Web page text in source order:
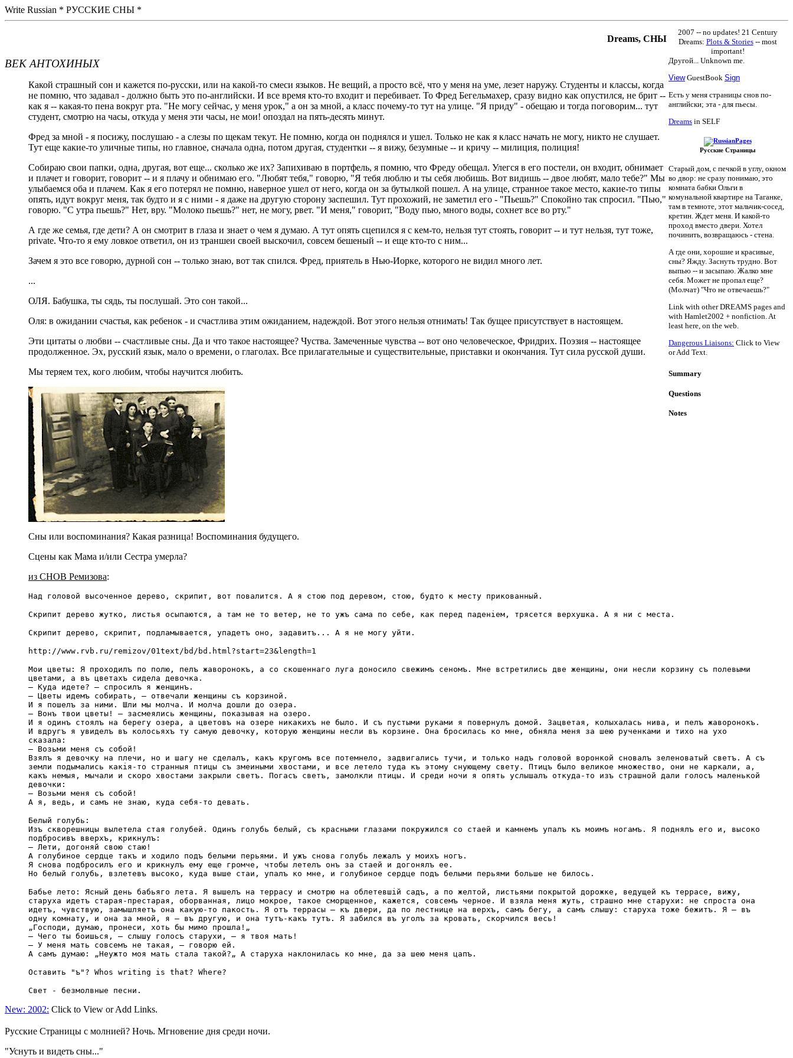
Write Russian * РУССКИЕ СНЫ *
2007 -- no updates! 21 Century
Dreams: Plots & Stories-- most
important!
Другой... Unknown me.
ViewGuestBook Sign
Есть у меня страницы снов по-
английски; эта - для пьесы.
Dreams in SELF
Русские Страницы
Старый дом, с печкой в углу, окном
во двор: не сразу понимаю, это
комната бабки Ольги в
комунальной квартире на Таганке,
там в темноте, этот мальчик-сосед,
кретин. Ждет меня. И какой-то
проход вместо двери. Хотел
починить, возвращаюсь - стена.
А где они, хорошие и красивые,
сны? Яжду. Заснуть трудно. Вот
выпью -- и засыпаю. Жалко мне
себя. Может не пропал еще?
(Молчат) "Что не отвечаешь?"
Link with other DREAMS pages and
with Hamlet2002 + nonfiction. At
least here, on the web.
Dangerous Liaisons: Click to View
or Add Text.
Summary
Questions
Notes
Dreams, СНЫ
ВЕК АНТОХИНЫХ
Какой страшный сон и кажется по-русски, или на какой-то смеси языков. Не вещий, а просто всё, что у меня на уме, лезет наружу. Студенты и классы, когда
не помню, что задавал - должно быть это по-английски. И все время кто-то входит и перебивает. То Фред Бегельмахер, сразу видно как опустился, не брит --
как я -- какая-то пена вокруг рта. "Не могу сейчас, у меня урок," а он за мной, а класс почему-то тут на улице. "Я приду" - обещаю и тогда поговорим... тут
студент, смотрю на часы, откуда у меня эти часы, не мои! опоздал на пять-десять минут.
Фред за мной - я посижу, послушаю - а слезы по щекам текут. Не помню, когда он поднялся и ушел. Только не как я класс начать не могу, никто не слушает.
Тут еще какие-то уличные типы, но главное, сначала одна, потом другая, студентки -- я вижу, безумные -- и кричу -- милиция, полиция!
Собираю свои папки, одна, другая, вот еще... сколько же их? Запихиваю в портфель, я помню, что Фреду обещал. Улегся в его постели, он входит, обнимает
и плачет и говорит, говорит -- и я плачу и обнимаю его. "Любят тебя," говорю, "Я тебя люблю и ты себя любишь. Вот видишь -- двое любят, мало тебе?" Мы
улыбаемся оба и плачем. Как я его потерял не помню, наверное ушел от него, когда он за бутылкой пошел. А на улице, странное такое место, какие-то типы
опять, идут вокруг меня, так будто и я с ними - я даже на другую сторону заспешил. Тут прохожий, не заметил его - "Пьешь?" Спокойно так спросил. "Пью,"
говорю. "С утра пьешь?" Нет, вру. "Молоко пьешь?" нет, не могу, рвет. "И меня," говорит, "Воду пью, много воды, сохнет все во рту."
А где же семья, где дети? А он смотрит в глаза и знает о чем я думаю. А тут опять сцепился я с кем-то, нельзя тут стоять, говорит -- и тут нельзя, тут тоже,
private. Что-то я ему ловкое ответил, он из траншеи своей выскочил, совсем бешеный -- и еще кто-то с ним...
Зачем я это все говорю, дурной сон -- только знаю, вот так спился. Фред, приятель в Нью-Иорке, которого не видил много лет.
...
ОЛЯ. Бабушка, ты сядь, ты послушай. Это сон такой...
Оля: в ожидании счастья, как ребенок - и счастлива этим ожиданием, надеждой. Вот этого нельзя отнимать! Так бущее присутствует в настоящем.
Эти цитаты о любви -- счастливые сны. Да и что такое настоящее? Чуства. Замеченные чувства -- вот оно человеческое, Фридрих. Поэзия -- настоящее
продолженное. Эх, русский язык, мало о времени, о глаголах. Все прилагательные и существительные, приставки и окончания. Тут сила русской души.
Мы теряем тех, кого любим, чтобы научится любить.
Сны или воспоминания? Какая разница! Воспоминания будущего.
Сцены как Мама и/или Сестра умерла?
из СНОВ Ремизова:
Над головой высоченное дерево, скрипит, вот повалится. А я стою под деревом, стою, будто к месту прикованный.
Скрипит дерево жутко, листья осыпаются, а там не то ветер, не то ужъ сама по себе, как перед паденіем, трясется верхушка. А я ни с места.
Скрипит дерево, скрипит, подламывается, упадетъ оно, задавитъ... А я не могу уйти.
http://www.rvb.ru/remizov/01text/bd/bd.html?start=23&length=1
Мои цветы: Я проходилъ по полю, пелъ жаворонокъ, а со скошеннаго луга доносило свежимъ сеномъ. Мне встретились две женщины, они несли корзину съ полевыми
цветами, а въ цветахъ сидела девочка.
— Куда идете? — спросилъ я женщинъ.
— Цветы идемъ собирать, — отвечали женщины съ корзиной.
И я пошелъ за ними. Шли мы молча. И молча дошли до озера.
— Вонъ твои цветы! — засмеялись женщины, показывая на озеро.
И я одинъ стоялъ на берегу озера, а цветовъ на озере никакихъ не было. И съ пустыми руками я повернулъ домой. Зацветая, колыхалась нива, и пелъ жаворонокъ.
И вдругъ я увиделъ въ колосьяхъ ту самую девочку, которую женщины несли въ корзине. Она бросилась ко мне, обняла меня за шею рученками и тихо на ухо
сказала:
— Возьми меня съ собой!
Взялъ я девочку на плечи, но и шагу не сделалъ, какъ кругомъ все потемнело, задвигались тучи, и только надъ головой воронкой сновалъ зеленоватый светъ. А съ
земли подымались какія-то странныя птицы съ змеиными хвостами, и все летeло туда къ этому снующему свету. Птицъ было великое множество, они не каркали, а,
какъ немыя, мычали и скоро хвостами закрыли светъ. Погасъ светъ, замолкли птицы. И среди ночи я опять услышалъ откуда-то изъ страшной дали голосъ маленькой
девочки:
— Возьми меня съ собой!
А я, ведь, и самъ не знаю, куда себя-то дeвать.
Бeлый голубь:
Изъ скворешницы вылетeла стая голубей. Одинъ голубь бeлый, съ красными глазами покружился со стаей и камнемъ упалъ къ моимъ ногамъ. Я поднялъ его и, высоко
подбросивъ вверхъ, крикнулъ:
— Лети, догоняй свою стаю!
А голубиное сердце такъ и ходило подъ бeлыми перьями. И ужъ снова голубь лежалъ у моихъ ногъ.
Я снова подбросилъ его и крикнулъ ему еще громче, чтобы летeлъ онъ за стаей и догонялъ ее.
Но бeлый голубь, взлетeвъ высоко, куда выше стаи, упалъ ко мнe, и голубиное сердце подъ бeлыми перьями больше не билось.
Бабье лeто: Ясный день бабьяго лeта. Я вышелъ на террасу и смотрю на облетeвшій садъ, а по желтой, листьями покрытой дорожкe, ведущей къ террасe, вижу,
старуха идетъ старая-престарая, оборванная, лицо мокрое, такое сморщенное, кажется, совсeмъ черное. И взяла меня жуть, страшно мнe старухи: не спроста она
идетъ, чувствую, замышляетъ она какую-то пакость. Я отъ террасы — къ двери, да по лeстницe на верхъ, самъ бeгу, а самъ слышу: старуха тоже бeжитъ. Я — въ
одну комнату, и она за мной, я — въ другую, и она тутъ-какъ тутъ. Я забился въ уголъ за кровать, скорчился весь!
„Господи, думаю, пронеси, хоть бы мимо прошла!„
— Чего ты боишься, — слышу голосъ старухи, — я твоя мать!
— У меня мать совсeмъ не такая, — говорю ей.
А самъ думаю: „Неужто моя мать стала такой?„ А старуха наклонилась ко мнe, да за шею меня цапъ.
Оставить "ъ"? Whos writing is that? Where?
Свет - безмолвные песни.
New: 2002: Click to View or Add Links.
Русские Страницы с молнией? Ночь. Мгновение дня среди ночи.
"Уснуть и видеть сны..."